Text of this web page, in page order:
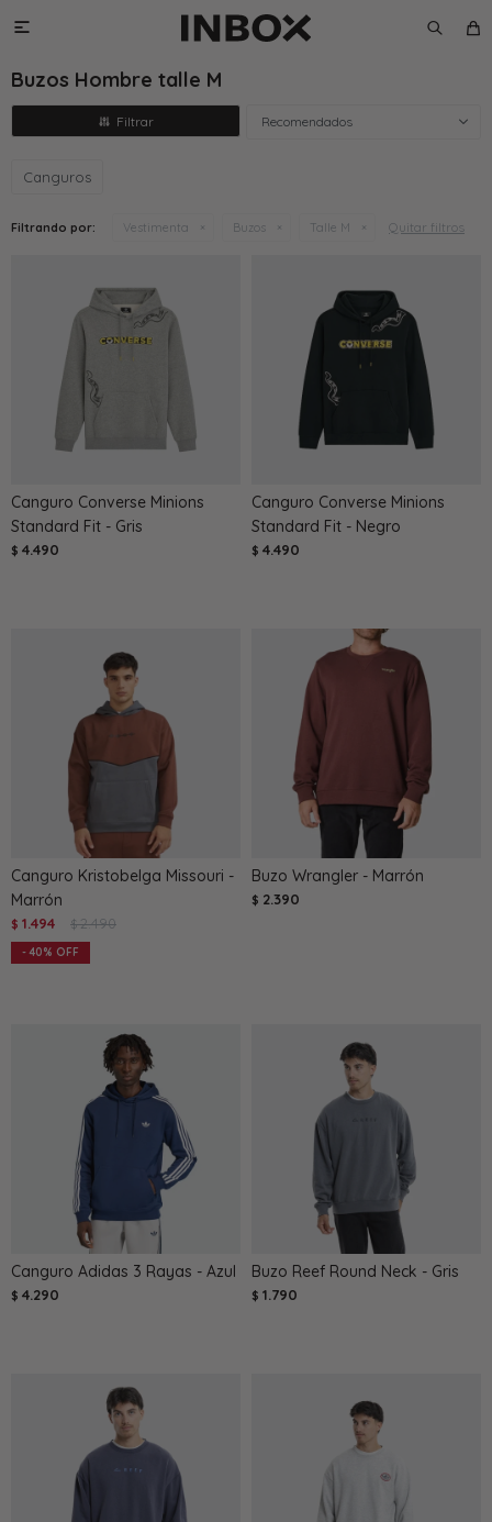

Buzos Hombre talle M
Recomendados
Canguros
Filtrando por: Vestimenta Buzos Talle M Quitar filtros
Canguro Converse Minions
Standard Fit - Gris
$ 4.490
Canguro Converse Minions
Standard Fit - Negro
$ 4.490
Canguro Kristobelga Missouri -
Marrón
$ 1.494 $ 2.490
40
Buzo Wrangler - Marrón
$ 2.390
Canguro Adidas 3 Rayas - Azul
$ 4.290
Buzo Reef Round Neck - Gris
$ 1.790